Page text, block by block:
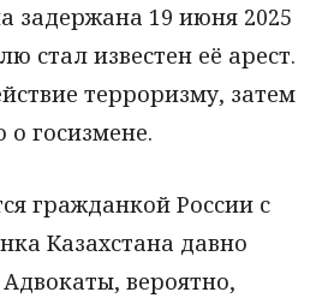
задержана 19 июня 2025
стал известен её арест.
терроризму, затем
о госизмене.
гражданкой России с
Казахстана давно
вероятно,